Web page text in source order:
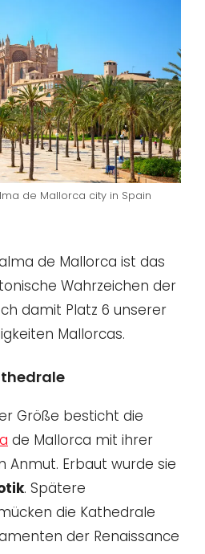
de Mallorca city in Spain
de Mallorca ist das
Wahrzeichen der
damit Platz 6 unserer
Mallorcas.
Größe besticht die
de Mallorca mit ihrer
Anmut. Erbaut wurde sie
. Spätere
die Kathedrale
der Renaissance